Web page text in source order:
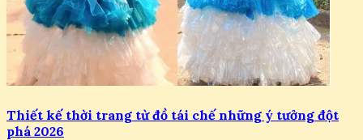
Thiết kế thời trang từ đồ tái chế những ý tưởng đột
phá 2026